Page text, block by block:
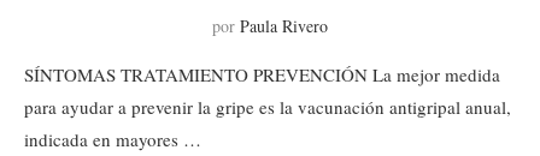
por Paula Rivero
SÍNTOMAS TRATAMIENTO PREVENCIÓN La mejor medida
para ayudar a prevenir la gripe es la vacunación antigripal anual,
indicada en mayores …